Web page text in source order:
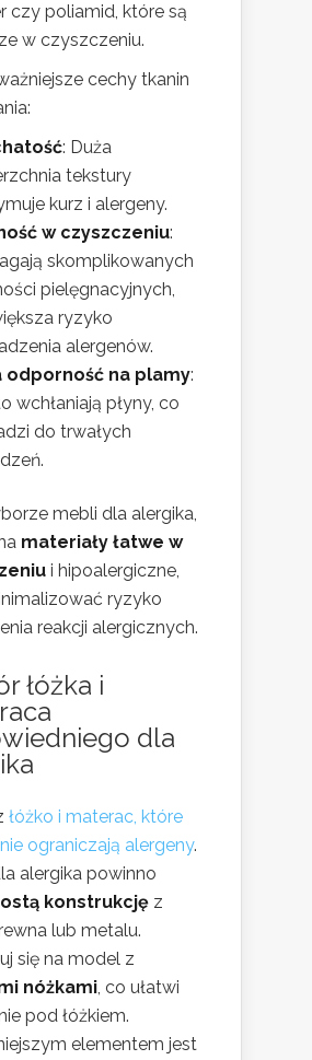
czy poliamid, które są
w czyszczeniu.
cechy tkanin
: Duża
tekstury
kurz i alergeny.
w czyszczeniu:
skomplikowanych
pielęgnacyjnych,
ryzyko
alergenów.
odporność na plamy:
wchłaniają płyny, co
do trwałych
mebli dla alergika,
materiały łatwe w
i hipoalergiczne,
ryzyko
reakcji alergicznych.
łóżka i
dla
łóżko i materac, które
ograniczają alergeny.
alergika powinno
konstrukcję z
lub metalu.
się na model z
nóżkami, co ułatwi
pod łóżkiem.
elementem jest